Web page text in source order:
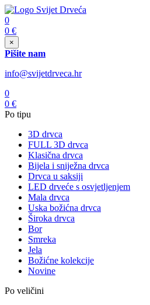
0
0 €
×
Pišite nam
info@svijetdrveca.hr
0
0 €
Po tipu
3D drvca
FULL 3D drvca
Klasična drvca
Bijela i sniježna drvca
Drvca u saksiji
LED drveće s osvjetljenjem
Mala drvca
Uska božićna drvca
Široka drvca
Bor
Smreka
Jela
Božićne kolekcije
Novine
Po veličini